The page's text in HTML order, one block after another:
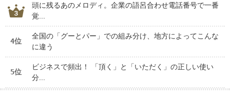
頭に残るあのメロディ。企業の語呂合わせ電話番号で一番
覚...
4位
全国の「グーとパー」での組み分け、地方によってこんな
に違う
5位
ビジネスで頻出！ 「頂く」と「いただく」の正しい使い
分...